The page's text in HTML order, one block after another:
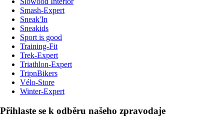
Smash-Expert
Sneak'In
Sneakids
Sport is good
Training-Fit
Trek-Expert
Triathlon-Expert
TripnBikers
Vélo-Store
Winter-Expert
Přihlaste se k odběru našeho zpravodaje